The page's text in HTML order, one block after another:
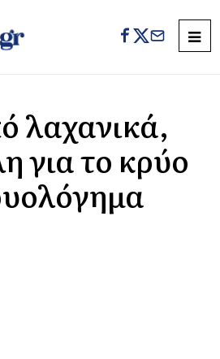
λαχανικά,
για το κρύο